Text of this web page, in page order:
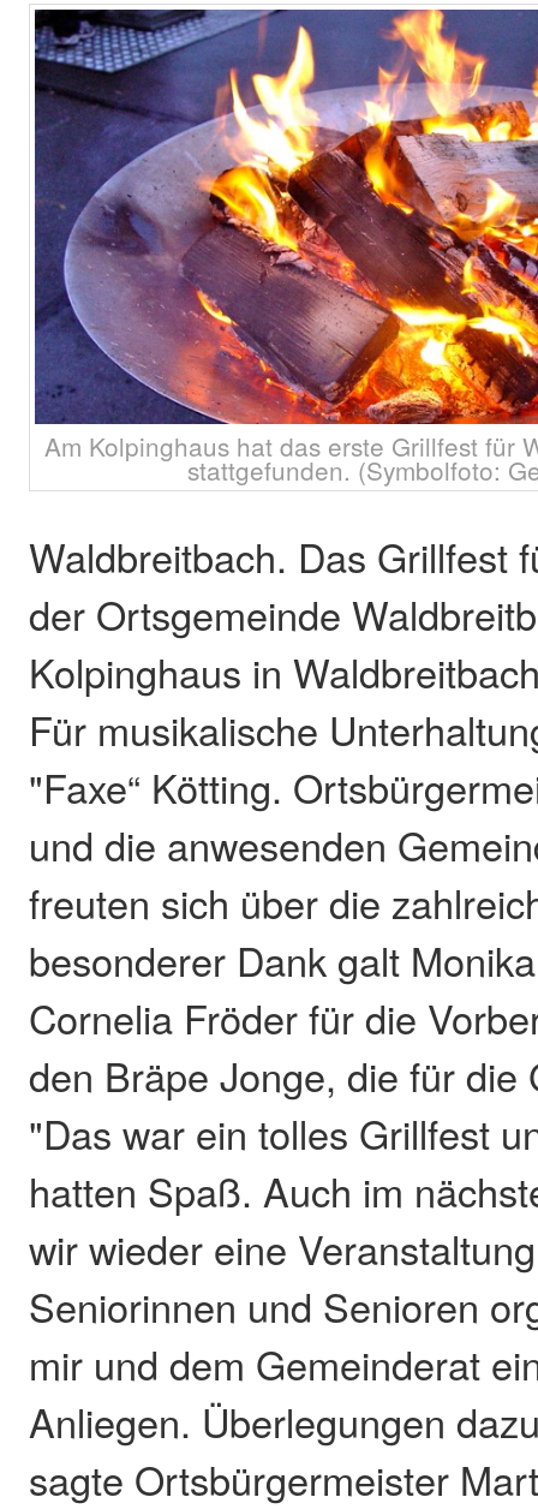
Am Kolpinghaus hat das erste Grillfest für
stattgefunden. (Symbolfoto:
Waldbreitbach. Das Grillfest
der Ortsgemeinde
Kolpinghaus in
Für musikalische
"Faxe“ Kötting.
und die anwesenden
freuten sich über die
besonderer Dank galt
Cornelia Fröder für die
den Bräpe Jonge, die für die
"Das war ein tolles Grillfest
hatten Spaß. Auch im
wir wieder eine
Seniorinnen und Senioren
mir und dem Gemeinderat
Anliegen. Überlegungen
sagte Ortsbürgermeister